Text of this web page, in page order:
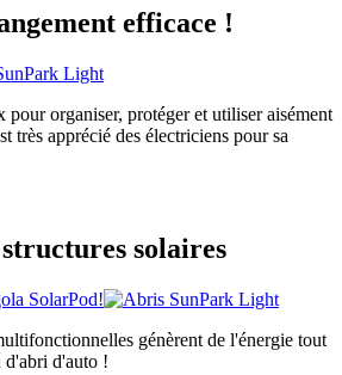
efficace !
pour organiser, protéger et utiliser aisément
très apprécié des électriciens pour sa
solaires
génèrent de l'énergie tout
d'abri d'auto !